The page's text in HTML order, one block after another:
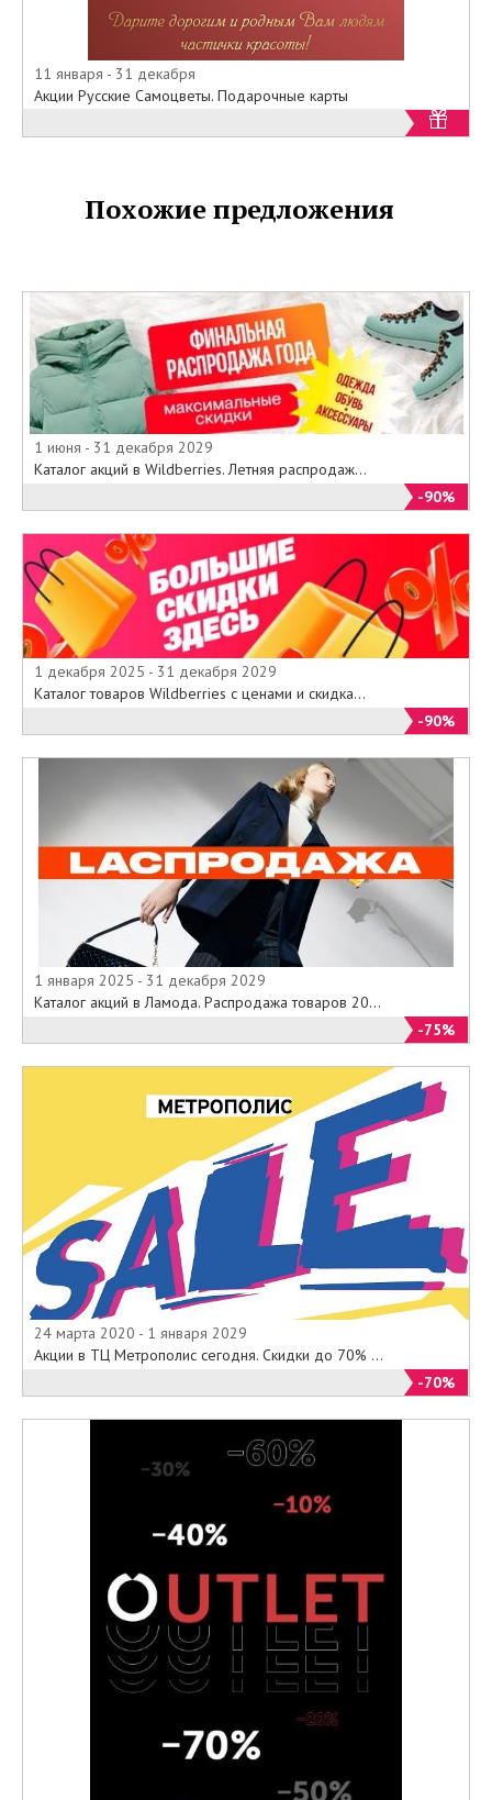
11 января - 31 декабря
Акции Русские Самоцветы. Подарочные карты
Похожие предложения
1 июня - 31 декабря 2029
Каталог акций в Wildberries. Летняя распродаж...
-90%
1 декабря 2025 - 31 декабря 2029
Каталог товаров Wildberries с ценами и скидка...
-90%
1 января 2025 - 31 декабря 2029
Каталог акций в Ламода. Распродажа товаров 20...
-75%
24 марта 2020 - 1 января 2029
Акции в ТЦ Метрополис сегодня. Скидки до 70% ...
-70%